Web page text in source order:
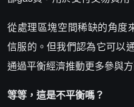
從處理區塊空間稀缺的角度
信服的。但我們認為它可以
通過平衡經濟推動更多參與方
等等，這是不平衡嗎？